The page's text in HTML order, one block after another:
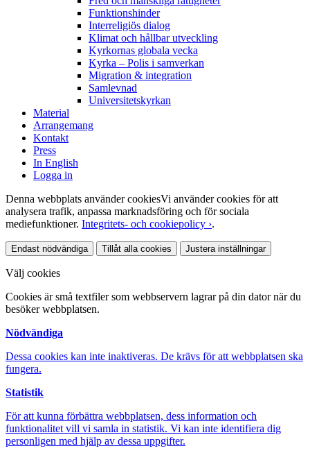
Funktionshinder
Interreligiös dialog
Klimat och hållbar utveckling
Kyrkornas globala vecka
Kyrka – Polis i samverkan
Migration & integration
Samlevnad
Universitetskyrkan
Material
Arrangemang
Kontakt
Press
In English
Logga in
Denna webbplats använder cookiesVi använder cookies för att
analysera trafik, anpassa marknadsföring och för sociala
mediefunktioner. Integritets- och cookiepolicy ›.
Endast nödvändiga Tillåt alla cookies Justera inställningar
Välj cookies
Cookies är små textfiler som webbservern lagrar på din dator när du
besöker webbplatsen.
Nödvändiga
Dessa cookies kan inte inaktiveras. De krävs för att webbplatsen ska
fungera.
Statistik
För att kunna förbättra webbplatsen, dess information och
funktionalitet vill vi samla in statistik. Vi kan inte identifiera dig
personligen med hjälp av dessa uppgifter.